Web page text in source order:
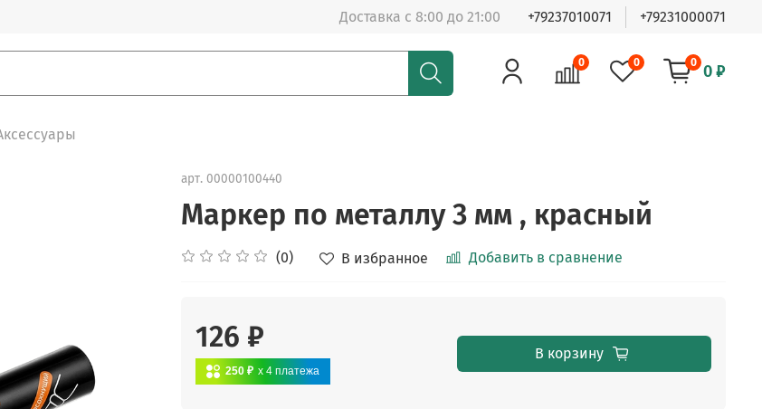
Доставка с 8:00 до 21:00 +79237010071 +79231000071
0 0 0 0 ₽
арт. 00000100440
Маркер по металлу 3 мм , красный
(0) В избранное Добавить в сравнение
126 ₽
250 ₽ x 4 платежа
В корзину